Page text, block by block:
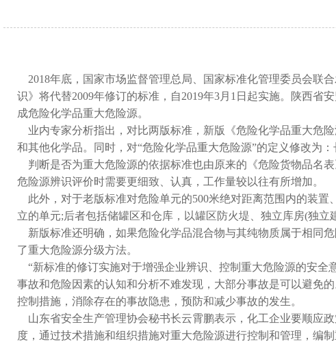
2018年底，国家市场监督管理总局、国家标准化管理委员会联
识》将代替2009年修订的标准，自2019年3月1日起实施。陕西
成危险化学品重大危险源。
业内专家分析指出，对比两版标准，新版《危险化学品重大危
和其他化学品。同时，对“危险化学品重大危险源”的定义修改为
判断是否为重大危险源的依据标准也由原来的《危险货物品名
危险源辨识评价时需要更细致、认真，工作量较以往有所增加。
此外，对于老版标准对危险单元的500米绝对距离范围内的装
立的单元;后者包括储罐区和仓库，以罐区防火堤、独立库房(独
新版标准还明确，如果危险化学品混合物与其纯物质属于相同
了重大危险源分级方法。
“新标准的修订实施对于增强企业辨识、控制重大危险源的安全
事故和危险因素的认知和分析不难发现，大部分事故是可以避免
控制措施，消除存在的事故隐患，预防和减少事故的发生。
山东省安全生产管理协会秘书长云霄鹏表示，化工企业要顺应
度，通过技术措施和组织措施对重大危险源进行控制和管理，编